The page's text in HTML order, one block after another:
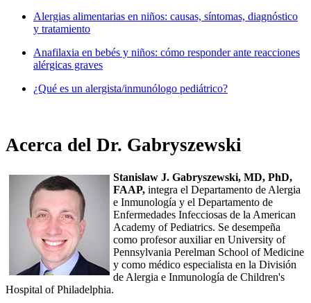
Alergias alimentarias en niños: causas, síntomas, diagnóstico
y tratamiento
Anafilaxia en bebés y niños: cómo responder ante reacciones
alérgicas graves
¿Qué es un alergista/inmunólogo pediátrico?
Acerca del Dr. Gabryszewski
Stanislaw J. Gabryszewski, MD, PhD,
FAAP, integra el Departamento de Alergia
e Inmunología y el Departamento de
Enfermedades Infecciosas de la American
Academy of Pediatrics. Se desempeña
como profesor auxiliar en University of
Pennsylvania Perelman School of Medicine
y como médico especialista en la División
de Alergia e Inmunología de Children's
Hospital of Philadelphia.